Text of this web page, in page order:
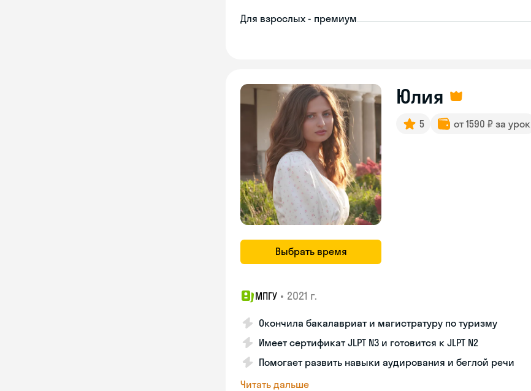
Для взрослых - премиум
Выбрать время
Юлия
5 от 1590 ₽ за урок
МПГУ • 2021 г.
Окончила бакалавриат и магистратуру по туризму
Имеет сертификат JLPT N3 и готовится к JLPT N2
Помогает развить навыки аудирования и беглой речи
Читать дальше